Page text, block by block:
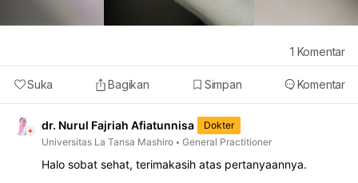
Suka Bagikan Simpan Komentar
1 Komentar
dr. Nurul Fajriah Afiatunnisa
Dokter
Universitas La Tansa Mashiro
General Practitioner
Halo sobat sehat, terimakasih atas pertanyaannya.